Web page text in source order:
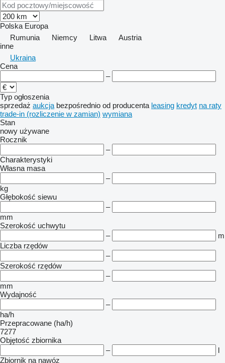
Polska Europa
Rumunia
Niemcy Litwa
Austria
inne
Ukraina
Cena
–
Typ ogłoszenia
sprzedaż aukcja bezpośrednio od producenta leasing kredyt na raty
trade-in (rozliczenie w zamian) wymiana
Stan
nowy używane
Rocznik
–
Charakterystyki
Własna masa
–
kg
Głębokość siewu
–
mm
Szerokość uchwytu
–
m
Liczba rzędów
–
Szerokość rzędów
–
mm
Wydajność
–
ha/h
Przepracowane (ha/h)
7277
Objętość zbiornika
–
l
Zbiornik na nawóz